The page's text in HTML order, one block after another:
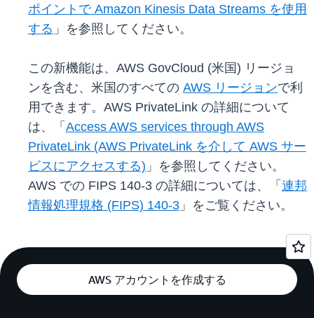
ポイントで Amazon Kinesis Data Streams を使用
する 」を参照してください。
この新機能は、AWS GovCloud (米国) リージョ
ンを含む、米国のすべての AWS リージョンで利
用できます。AWS PrivateLink の詳細について
は、「 Access AWS services through AWS
PrivateLink (AWS PrivateLink を介して AWS サー
ビスにアクセスする) 」を参照してください。
AWS での FIPS 140-3 の詳細については、「 連邦
情報処理規格 (FIPS) 140-3 」をご覧ください。
AWS アカウントを作成する